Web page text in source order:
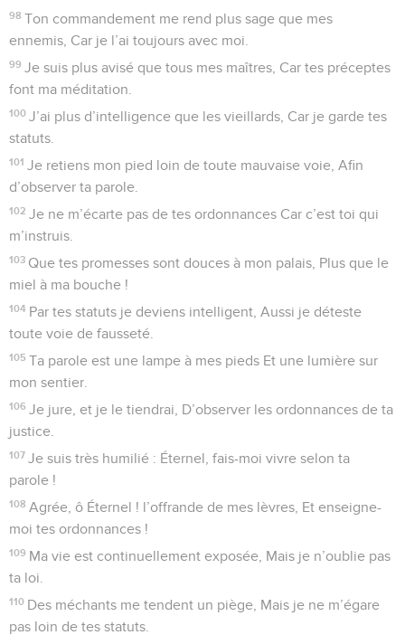
98 Ton commandement me rend plus sage que mes
ennemis, Car je l’ai toujours avec moi.
99 Je suis plus avisé que tous mes maîtres, Car tes préceptes
font ma méditation.
100 J’ai plus d’intelligence que les vieillards, Car je garde tes
statuts.
101 Je retiens mon pied loin de toute mauvaise voie, Afin
d’observer ta parole.
102 Je ne m’écarte pas de tes ordonnances Car c’est toi qui
m’instruis.
103 Que tes promesses sont douces à mon palais, Plus que le
miel à ma bouche !
104 Par tes statuts je deviens intelligent, Aussi je déteste
toute voie de fausseté.
105 Ta parole est une lampe à mes pieds Et une lumière sur
mon sentier.
106 Je jure, et je le tiendrai, D’observer les ordonnances de ta
justice.
107 Je suis très humilié : Éternel, fais-moi vivre selon ta
parole !
108 Agrée, ô Éternel ! l’offrande de mes lèvres, Et enseigne-
moi tes ordonnances !
109 Ma vie est continuellement exposée, Mais je n’oublie pas
ta loi.
110 Des méchants me tendent un piège, Mais je ne m’égare
pas loin de tes statuts.